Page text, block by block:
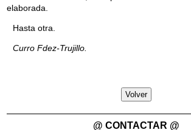
elaborada.
Hasta otra.
Curro Fdez-Trujillo.
Volver
@ CONTACTAR @